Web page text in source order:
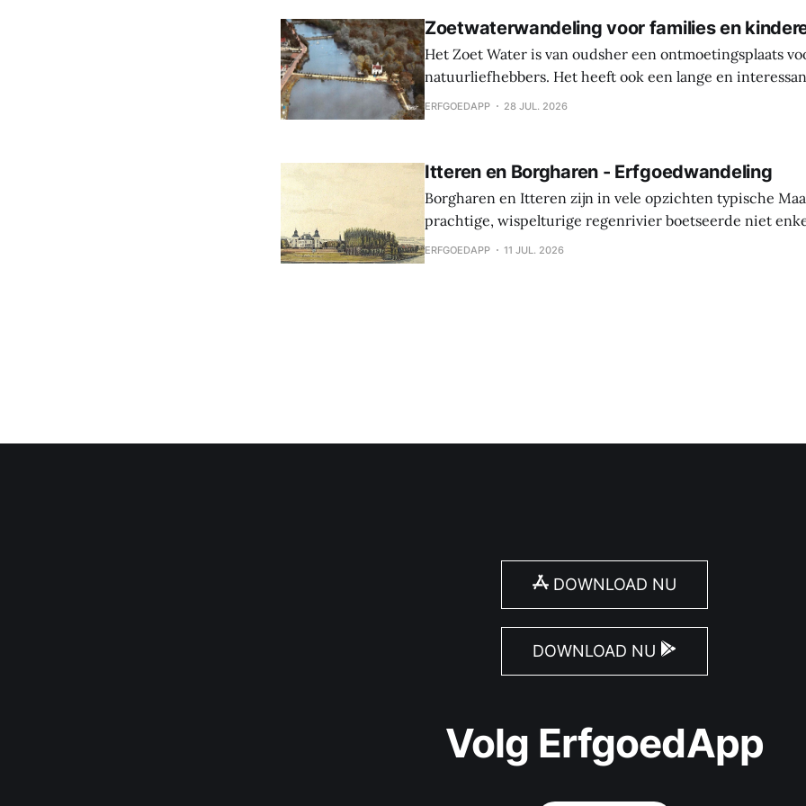
Zoetwaterwandeling voor families en
Het Zoet Water is van oudsher een ontmoetingsplaats
natuurliefhebbers. Het heeft ook een lange en
Hier werden sporen gevonden van bewoning en
ERFGOEDAPP 28 JUL. 2026
Itteren en Borgharen - Erfgoedwandeling
Borgharen en Itteren zijn in vele opzichten typische
prachtige, wispelturige regenrivier boetseerde niet
landschap, maar gaf ook mee vorm aan de levens van de
ERFGOEDAPP 11 JUL. 2026
DOWNLOAD NU
DOWNLOAD NU
Volg ErfgoedApp